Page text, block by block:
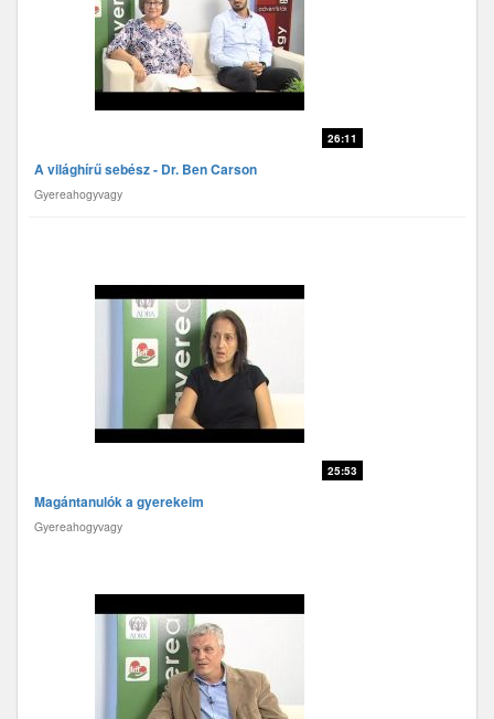
26:11
A világhírű sebész - Dr. Ben Carson
Gyereahogyvagy
25:53
Magántanulók a gyerekeim
Gyereahogyvagy